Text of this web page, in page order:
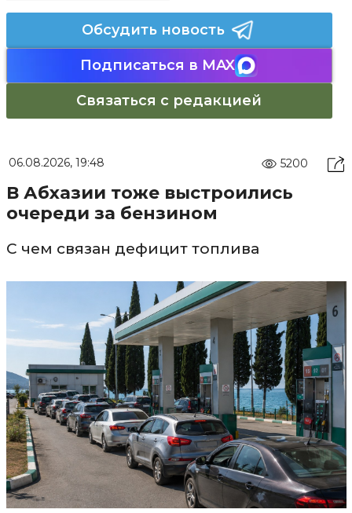
Обсудить новость
Подписаться в MAX
Связаться с редакцией
06.08.2026, 19:48 5200
В Абхазии тоже выстроились
очереди за бензином
С чем связан дефицит топлива